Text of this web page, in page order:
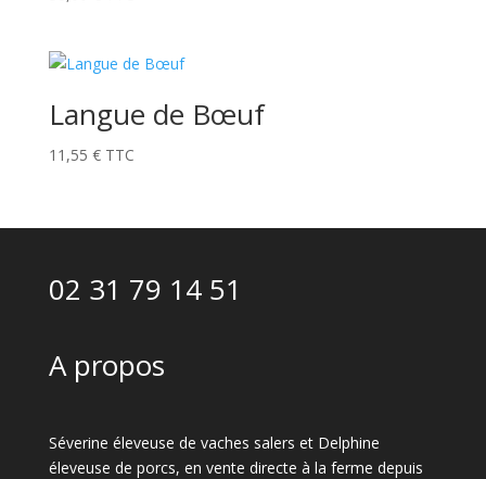
Langue de Bœuf
11,55 € TTC
02 31 79 14 51
A propos
Séverine éleveuse de vaches salers et Delphine
éleveuse de porcs, en vente directe à la ferme depuis